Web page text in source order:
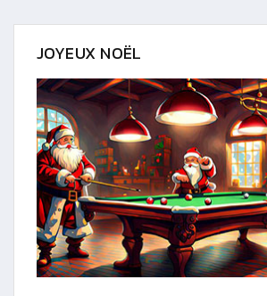
JOYEUX NOËL